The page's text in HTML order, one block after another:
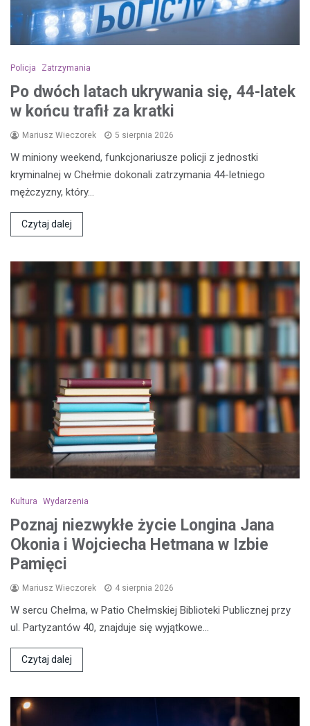
Policja Zatrzymania
Po dwóch latach ukrywania się, 44-latek
w końcu trafił za kratki
Mariusz Wieczorek 5 sierpnia 2026
W miniony weekend, funkcjonariusze policji z jednostki
kryminalnej w Chełmie dokonali zatrzymania 44-letniego
mężczyzny, który…
Czytaj dalej
Kultura Wydarzenia
Poznaj niezwykłe życie Longina Jana
Okonia i Wojciecha Hetmana w Izbie
Pamięci
Mariusz Wieczorek 4 sierpnia 2026
W sercu Chełma, w Patio Chełmskiej Biblioteki Publicznej przy
ul. Partyzantów 40, znajduje się wyjątkowe…
Czytaj dalej